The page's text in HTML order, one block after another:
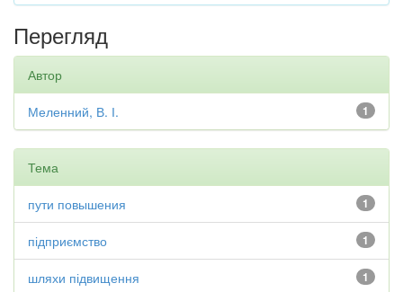
Перегляд
Автор
1
Меленний, В. І.
Тема
1
пути повышения
1
підприємство
1
шляхи підвищення